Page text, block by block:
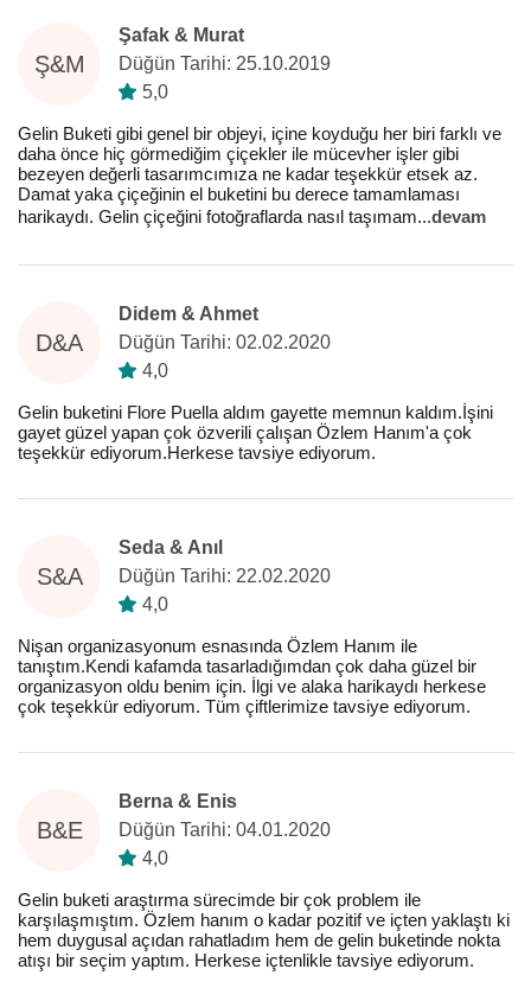
Ş&M
Şafak & Murat
Düğün Tarihi: 25.10.2019
5,0
Gelin Buketi gibi genel bir objeyi, içine koyduğu her biri farklı ve
daha önce hiç görmediğim çiçekler ile mücevher işler gibi
bezeyen değerli tasarımcımıza ne kadar teşekkür etsek az.
Damat yaka çiçeğinin el buketini bu derece tamamlaması
harikaydı. Gelin çiçeğini fotoğraflarda nasıl taşımam...devam
D&A
Didem & Ahmet
Düğün Tarihi: 02.02.2020
4,0
Gelin buketini Flore Puella aldım gayette memnun kaldım.İşini
gayet güzel yapan çok özverili çalışan Özlem Hanım'a çok
teşekkür ediyorum.Herkese tavsiye ediyorum.
S&A
Seda & Anıl
Düğün Tarihi: 22.02.2020
4,0
Nişan organizasyonum esnasında Özlem Hanım ile
tanıştım.Kendi kafamda tasarladığımdan çok daha güzel bir
organizasyon oldu benim için. İlgi ve alaka harikaydı herkese
çok teşekkür ediyorum. Tüm çiftlerimize tavsiye ediyorum.
B&E
Berna & Enis
Düğün Tarihi: 04.01.2020
4,0
Gelin buketi araştırma sürecimde bir çok problem ile
karşılaşmıştım. Özlem hanım o kadar pozitif ve içten yaklaştı ki
hem duygusal açıdan rahatladım hem de gelin buketinde nokta
atışı bir seçim yaptım. Herkese içtenlikle tavsiye ediyorum.